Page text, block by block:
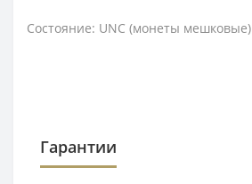
Состояние: UNC (монеты мешковые)
Гарантии